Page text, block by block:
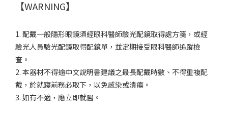
【WARNING】
1. 配戴一般隱形眼鏡須經眼科醫師驗光配鏡取得處方箋，或經
驗光人員驗光配鏡取得配鏡單，並定期接受眼科醫師追蹤檢
查。
2. 本器材不得逾中文說明書建議之最長配戴時數、不得重複配
戴，於就寢前務必取下，以免感染或潰瘍。
3. 如有不適，應立即就醫。